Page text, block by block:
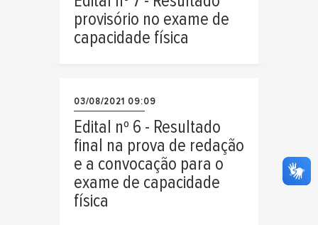
provisório no exame de
capacidade física
03/08/2021 09:09
Edital nº 6 - Resultado
final na prova de redação
e a convocação para o
exame de capacidade
física